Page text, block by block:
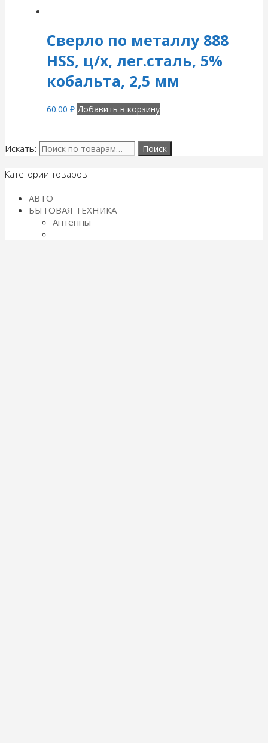
Сверло по металлу 888
HSS, ц/х, лег.сталь, 5%
кобальта, 2,5 мм
60.00 ₽ Добавить в корзину
Искать:
Категории товаров
АВТО
БЫТОВАЯ ТЕХНИКА
Антенны